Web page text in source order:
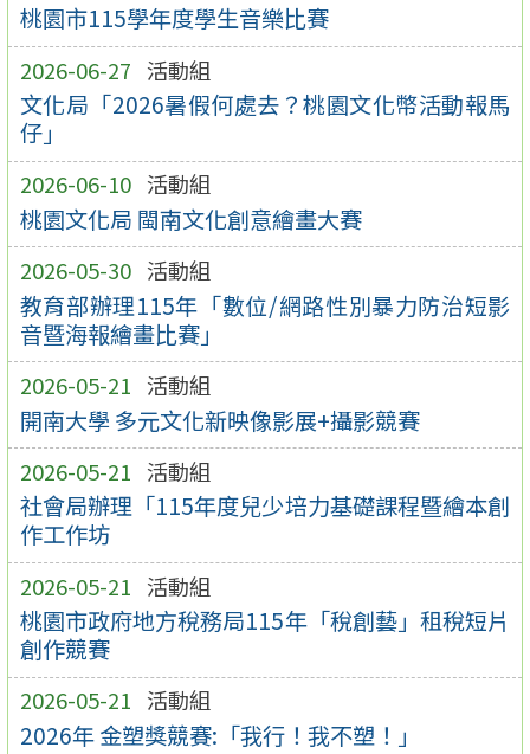
桃園市115學年度學生音樂比賽
2026-06-27 活動組
文化局「2026暑假何處去？桃園文化幣活動報馬
仔」
2026-06-10 活動組
桃園文化局 閩南文化創意繪畫大賽
2026-05-30 活動組
教育部辦理115年「數位/網路性別暴力防治短影
音暨海報繪畫比賽」
2026-05-21 活動組
開南大學 多元文化新映像影展+攝影競賽
2026-05-21 活動組
社會局辦理「115年度兒少培力基礎課程暨繪本創
作工作坊
2026-05-21 活動組
桃園市政府地方稅務局115年「稅創藝」租稅短片
創作競賽
2026-05-21 活動組
2026年 金塑獎競賽:「我行！我不塑！」